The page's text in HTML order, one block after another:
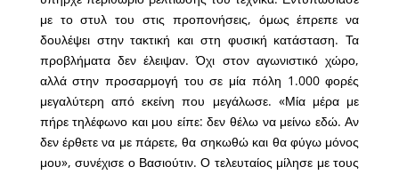
με το στυλ του στις προπονήσεις, όμως έπρεπε να
δουλέψει στην τακτική και στη φυσική κατάσταση. Τα
προβλήματα δεν έλειψαν. Όχι στον αγωνιστικό χώρο,
αλλά στην προσαρμογή του σε μία πόλη 1.000 φορές
μεγαλύτερη από εκείνη που μεγάλωσε. «Μία μέρα με
πήρε τηλέφωνο και μου είπε: δεν θέλω να μείνω εδώ. Αν
δεν έρθετε να με πάρετε, θα σηκωθώ και θα φύγω μόνος
μου», συνέχισε ο Βασιούτιν. Ο τελευταίος μίλησε με τους